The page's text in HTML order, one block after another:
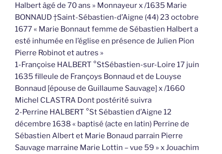
Halbert âgé de 70 ans » Monnayeur x /1635 Marie
BONNAUD †Saint-Sébastien-d’Aigne (44) 23 octobre
1677 « Marie Bonnaut femme de Sébastien Halbert a
esté inhumée en l’église en présence de Julien Pion
Pierre Robinot et autres »
1-Françoise HALBERT °StSébastien-sur-Loire 17 juin
1635 filleule de Françoys Bonnaud et de Louyse
Bonnaud [épouse de Guillaume Sauvage] x /1660
Michel CLASTRA Dont postérité suivra
2-Perrine HALBERT °St Sébastien d’Aigne 12
décembre 1638 « baptisé (acte en latin) Perrine de
Sébastien Albert et Marie Bonaud parrain Pierre
Sauvage marraine Marie Lottin – vue 59 » x Jouachim